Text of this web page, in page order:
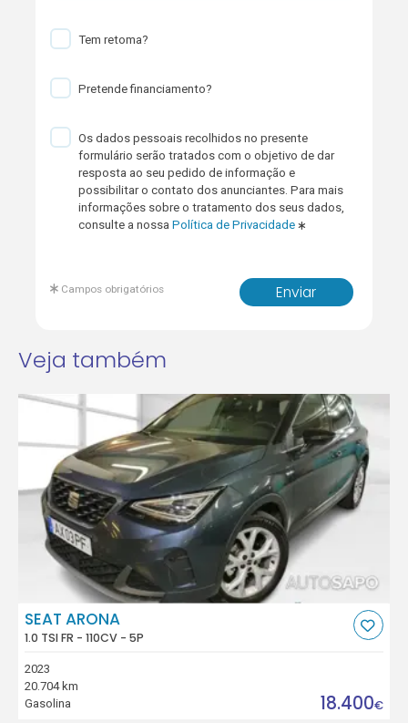
Tem retoma?
Pretende financiamento?
Os dados pessoais recolhidos no presente
formulário serão tratados com o objetivo de dar
resposta ao seu pedido de informação e
possibilitar o contato dos anunciantes. Para mais
informações sobre o tratamento dos seus dados,
consulte a nossaPolítica de Privacidade
Enviar
Campos obrigatórios
Veja também
SEAT ARONA
1.0 TSI FR - 110CV - 5P
2023
20.704 km
Gasolina
18.400€